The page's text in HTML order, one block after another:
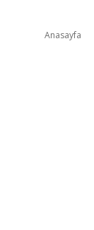
Anasayfa